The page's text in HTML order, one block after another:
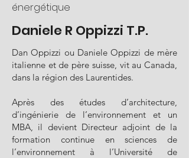
énergétique
Daniele R Oppizzi T.P.
​Dan Oppizzi ou Daniele Oppizzi de mère
italienne et de père suisse, vit au Canada,
dans la région des Laurentides.
Après des études d’architecture,
d’ingénierie de l’environnement et un
MBA, il devient Directeur adjoint de la
formation continue en sciences de
l’environnement à l’Université de